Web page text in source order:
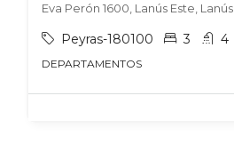
Eva Perón 1600, Lanús Este, Lanús
Peyras-180100 3 4
DEPARTAMENTOS